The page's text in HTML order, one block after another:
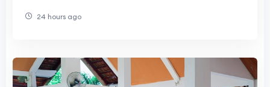
24 hours ago